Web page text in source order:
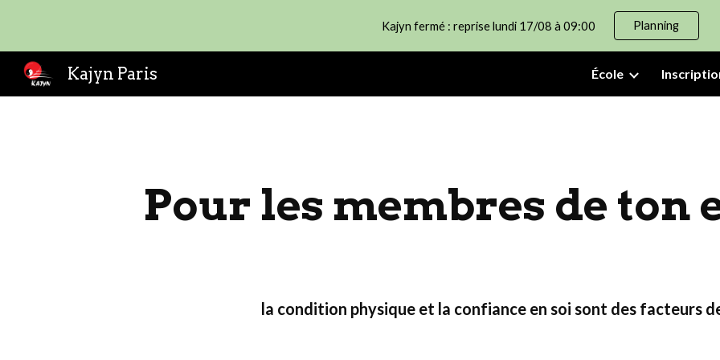
Skip to main content Skip to
Kajyn fermé : reprise lundi 17/08 à 09:00 Planning
Kajyn Paris École
Pour les membres de ton
la condition physique et la confiance en soi sont des facteurs